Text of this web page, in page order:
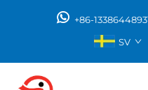
+86-
SV